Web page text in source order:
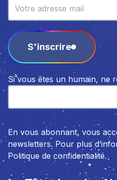
S'inscrire
Si vous êtes un humain, ne
En vous abonnant, vous
newsletters. Pour plus
Politique de confidentialité.